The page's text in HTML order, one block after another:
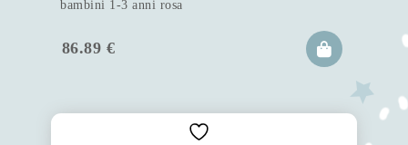
bambini 1-3 anni rosa
86.89 €